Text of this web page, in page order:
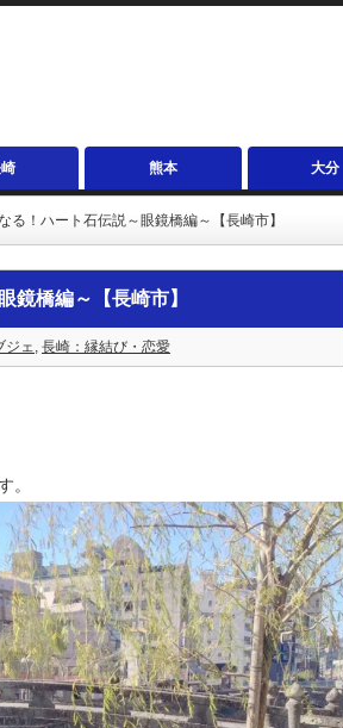
熊本 大分
る！ハート石伝説～眼鏡橋編～【長崎市】
鏡橋編～【長崎市】
ジェ, 長崎：縁結び・恋愛
。